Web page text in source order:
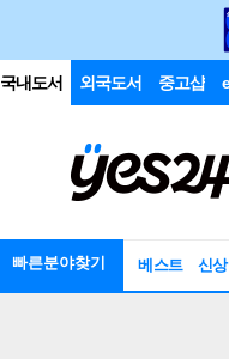
국내도서 외국도서 중고샵
빠른분야찾기 베스트 신